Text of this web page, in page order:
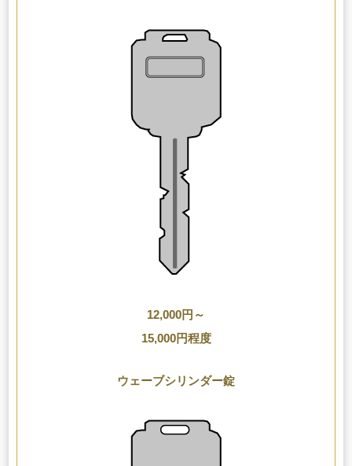
12,000円～
15,000円程度
ウェーブシリンダー錠